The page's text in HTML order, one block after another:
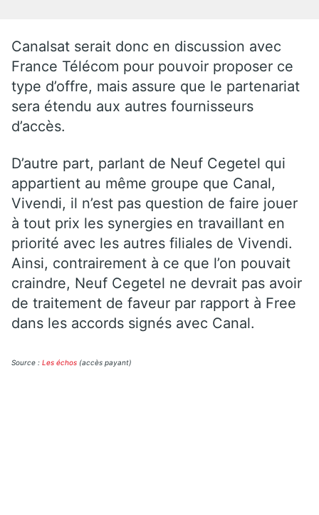
Canalsat serait donc en discussion avec
France Télécom pour pouvoir proposer ce
type d’offre, mais assure que le partenariat
sera étendu aux autres fournisseurs
d’accès.
D’autre part, parlant de Neuf Cegetel qui
appartient au même groupe que Canal,
Vivendi, il n’est pas question de faire jouer
à tout prix les synergies en travaillant en
priorité avec les autres filiales de Vivendi.
Ainsi, contrairement à ce que l’on pouvait
craindre, Neuf Cegetel ne devrait pas avoir
de traitement de faveur par rapport à Free
dans les accords signés avec Canal.
Source : Les échos (accès payant)